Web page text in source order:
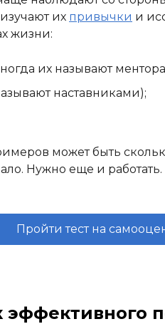
их привычки и
жизни:
их называют
наставниками);
может быть
Нужно еще и работать.
Пройти тест на
эффективного